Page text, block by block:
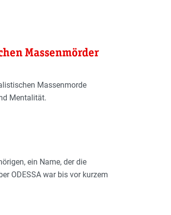
Massenmörder
Massenmorde
Mentalität.
ein Name, der die
ODESSA war bis vor kurzem